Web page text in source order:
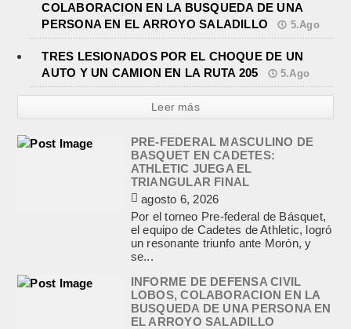
COLABORACION EN LA BUSQUEDA DE UNA
PERSONA EN EL ARROYO SALADILLO
5.Ago
TRES LESIONADOS POR EL CHOQUE DE UN
AUTO Y UN CAMION EN LA RUTA 205
5.Ago
Leer más
PRE-FEDERAL MASCULINO DE
BASQUET EN CADETES:
ATHLETIC JUEGA EL
TRIANGULAR FINAL
agosto 6, 2026
Por el torneo Pre-federal de Básquet,
el equipo de Cadetes de Athletic, logró
un resonante triunfo ante Morón, y
se...
INFORME DE DEFENSA CIVIL
LOBOS, COLABORACION EN LA
BUSQUEDA DE UNA PERSONA EN
EL ARROYO SALADILLO